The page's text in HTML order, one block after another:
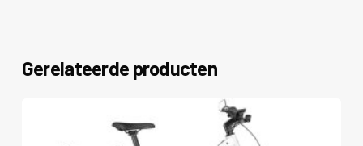
Gerelateerde producten